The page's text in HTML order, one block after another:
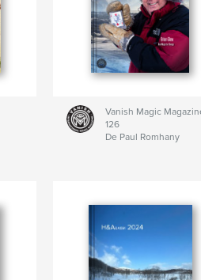
Vanish Magic
126
De Paul Romhany